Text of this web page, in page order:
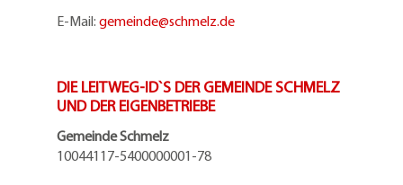
E-Mail: gemeinde@schmelz.de
DIE LEITWEG-ID`S DER GEMEINDE SCHMELZ
UND DER EIGENBETRIEBE
Gemeinde Schmelz
10044117-5400000001-78